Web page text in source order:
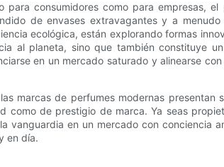
consumidores como para empresas,
de envases extravagantes y a
ecológica, están explorando formas
al planeta, sino que también constituye
en un mercado saturado y alinearse
marcas de perfumes modernas presentan
como de prestigio de marca. Ya seas
vanguardia en un mercado con conciencia
en día.